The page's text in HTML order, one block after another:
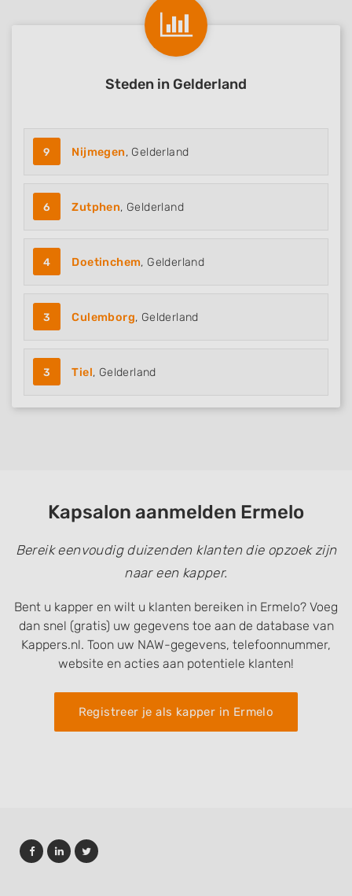
Steden in Gelderland
9 Nijmegen, Gelderland
6 Zutphen, Gelderland
4 Doetinchem, Gelderland
3 Culemborg, Gelderland
3 Tiel, Gelderland
Kapsalon aanmelden Ermelo
Bereik eenvoudig duizenden klanten die opzoek zijn
naar een kapper.
Bent u kapper en wilt u klanten bereiken in Ermelo? Voeg
dan snel (gratis) uw gegevens toe aan de database van
Kappers.nl. Toon uw NAW-gegevens, telefoonnummer,
website en acties aan potentiele klanten!
Registreer je als kapper in Ermelo
Use precise geolocation data
Identify devices based on information
Non-IAB processing purposes:
Performance
Advertising